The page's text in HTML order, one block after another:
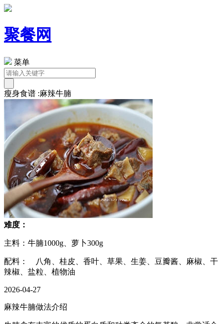
聚餐网
菜单
瘦身食谱 :麻辣牛腩
难度：
主料：牛腩1000g、萝卜300g
配料： 八角、桂皮、香叶、草果、生姜、豆瓣酱、麻椒、干
辣椒、盐粒、植物油
2026-04-27
麻辣牛腩做法介绍